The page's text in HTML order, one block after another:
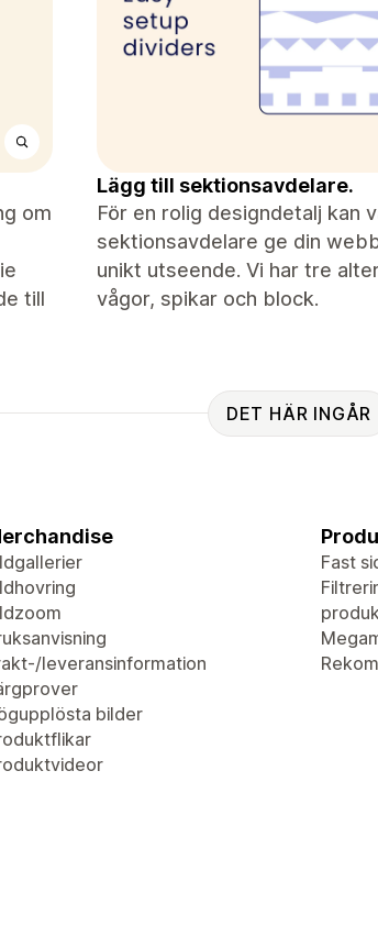
om
till
Lägg till sektionsavdelare.
För en rolig designdetalj kan
sektionsavdelare ge din
unikt utseende. Vi har tre
vågor, spikar och block.
DET HÄR INGÅR
leveransinformation
bilder
Fast